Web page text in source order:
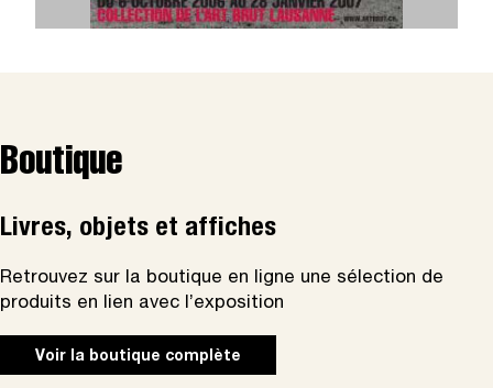
Boutique
Livres, objets et affiches
Retrouvez sur la boutique en ligne une sélection de
produits en lien avec l’exposition
Voir la boutique complète